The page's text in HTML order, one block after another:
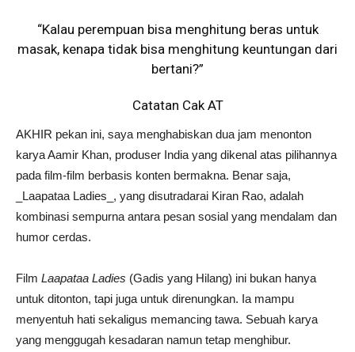
“Kalau perempuan bisa menghitung beras untuk
masak, kenapa tidak bisa menghitung keuntungan dari
bertani?”
Catatan Cak AT
AKHIR pekan ini, saya menghabiskan dua jam menonton
karya Aamir Khan, produser India yang dikenal atas pilihannya
pada film-film berbasis konten bermakna. Benar saja,
_Laapataa Ladies_, yang disutradarai Kiran Rao, adalah
kombinasi sempurna antara pesan sosial yang mendalam dan
humor cerdas.
Film Laapataa Ladies (Gadis yang Hilang) ini bukan hanya
untuk ditonton, tapi juga untuk direnungkan. Ia mampu
menyentuh hati sekaligus memancing tawa. Sebuah karya
yang menggugah kesadaran namun tetap menghibur.